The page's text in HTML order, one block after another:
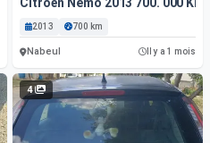
2013 700 km
Nabeul Il y a 1 mois
4